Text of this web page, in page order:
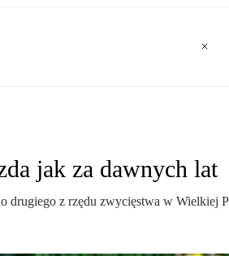
jak za dawnych lat
z rzędu zwycięstwa w Wielkiej